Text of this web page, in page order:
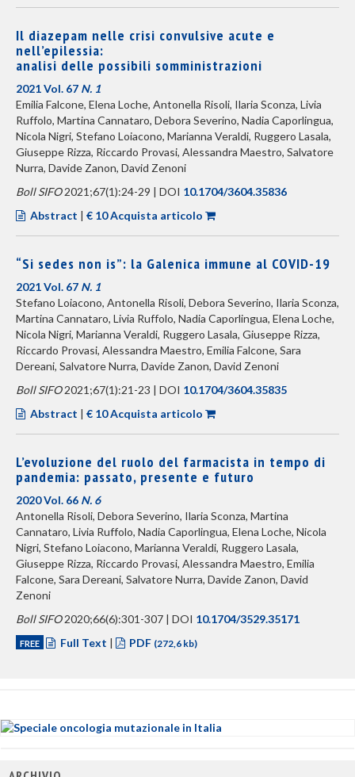
Il diazepam nelle crisi convulsive acute e
nell’epilessia:
analisi delle possibili somministrazioni
2021 Vol. 67 N. 1
Emilia Falcone, Elena Loche, Antonella Risoli, Ilaria Sconza, Livia
Ruffolo, Martina Cannataro, Debora Severino, Nadia Caporlingua,
Nicola Nigri, Stefano Loiacono, Marianna Veraldi, Ruggero Lasala,
Giuseppe Rizza, Riccardo Provasi, Alessandra Maestro, Salvatore
Nurra, Davide Zanon, David Zenoni
Boll SIFO2021;67(1):24-29 | DOI 10.1704/3604.35836
Abstract | € 10 Acquista articolo
“Si sedes non is”: la Galenica immune al COVID-19
2021 Vol. 67 N. 1
Stefano Loiacono, Antonella Risoli, Debora Severino, Ilaria Sconza,
Martina Cannataro, Livia Ruffolo, Nadia Caporlingua, Elena Loche,
Nicola Nigri, Marianna Veraldi, Ruggero Lasala, Giuseppe Rizza,
Riccardo Provasi, Alessandra Maestro, Emilia Falcone, Sara
Dereani, Salvatore Nurra, Davide Zanon, David Zenoni
Boll SIFO2021;67(1):21-23 | DOI 10.1704/3604.35835
Abstract | € 10 Acquista articolo
L’evoluzione del ruolo del farmacista in tempo di
pandemia: passato, presente e futuro
2020 Vol. 66 N. 6
Antonella Risoli, Debora Severino, Ilaria Sconza, Martina
Cannataro, Livia Ruffolo, Nadia Caporlingua, Elena Loche, Nicola
Nigri, Stefano Loiacono, Marianna Veraldi, Ruggero Lasala,
Giuseppe Rizza, Riccardo Provasi, Alessandra Maestro, Emilia
Falcone, Sara Dereani, Salvatore Nurra, Davide Zanon, David
Zenoni
Boll SIFO2020;66(6):301-307 | DOI 10.1704/3529.35171
FREE Full Text | PDF (272,6 kb)